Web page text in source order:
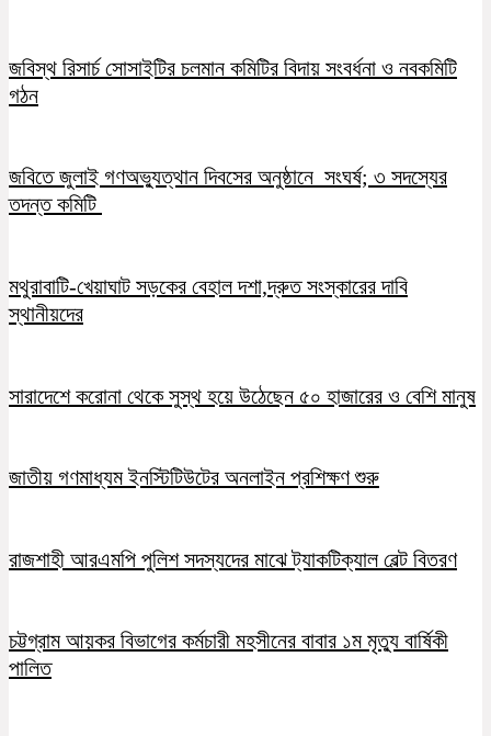
জবিস্থ রিসার্চ সোসাইটির চলমান কমিটির বিদায় সংবর্ধনা ও নবকমিটি
গঠন
জবিতে জুলাই গণঅভ্যুত্থান দিবসের অনুষ্ঠানে সংঘর্ষ; ৩ সদস্যের
তদন্ত কমিটি
মথুরাবাটি-খেয়াঘাট সড়কের বেহাল দশা,দ্রুত সংস্কারের দাবি
স্থানীয়দের
সারাদেশে করোনা থেকে সুস্থ হয়ে উঠেছেন ৫০ হাজারের ও বেশি মানুষ
জাতীয় গণমাধ্যম ইনস্টিটিউটের অনলাইন প্রশিক্ষণ শুরু
রাজশাহী আরএমপি পুলিশ সদস্যদের মাঝে ট্যাকটিক্যাল বেল্ট বিতরণ
চট্টগ্রাম আয়কর বিভাগের কর্মচারী মহসীনের বাবার ১ম মৃত্যু বার্ষিকী
পালিত